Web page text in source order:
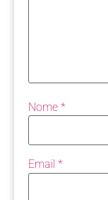
Nome *
Email *